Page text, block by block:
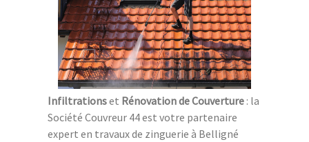
Infiltrationset Rénovation de Couverture : la
Société Couvreur 44 est votre partenaire
expert en travaux de zinguerie à Belligné